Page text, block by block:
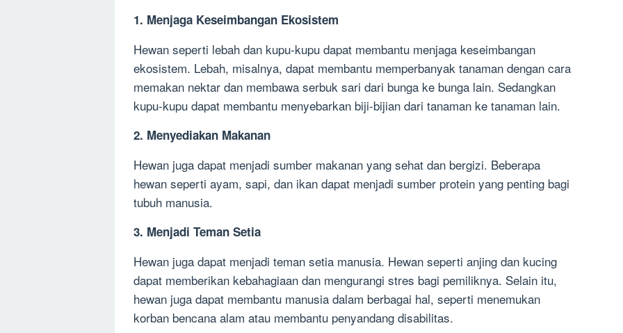
1. Menjaga Keseimbangan Ekosistem
Hewan seperti lebah dan kupu-kupu dapat membantu menjaga keseimbangan
ekosistem. Lebah, misalnya, dapat membantu memperbanyak tanaman dengan cara
memakan nektar dan membawa serbuk sari dari bunga ke bunga lain. Sedangkan
kupu-kupu dapat membantu menyebarkan biji-bijian dari tanaman ke tanaman lain.
2. Menyediakan Makanan
Hewan juga dapat menjadi sumber makanan yang sehat dan bergizi. Beberapa
hewan seperti ayam, sapi, dan ikan dapat menjadi sumber protein yang penting bagi
tubuh manusia.
3. Menjadi Teman Setia
Hewan juga dapat menjadi teman setia manusia. Hewan seperti anjing dan kucing
dapat memberikan kebahagiaan dan mengurangi stres bagi pemiliknya. Selain itu,
hewan juga dapat membantu manusia dalam berbagai hal, seperti menemukan
korban bencana alam atau membantu penyandang disabilitas.